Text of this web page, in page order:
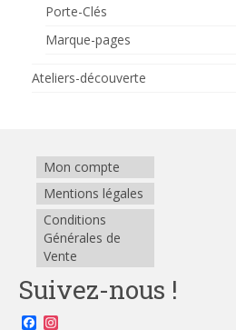
Porte-Clés
Marque-pages
Ateliers-découverte
Mon compte
Mentions légales
Conditions
Générales de
Vente
Suivez-nous !
Facebook